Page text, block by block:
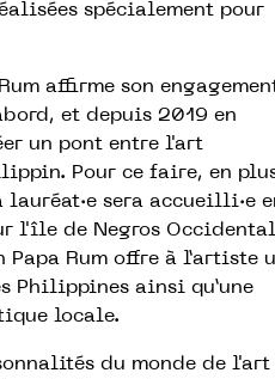
spécialement pour
affirme son
et depuis 2019 en
un pont entre l'art
Pour ce faire, en
sera accueilli·e
l'île de Negros
Rum offre à l’artiste
Philippines ainsi qu’une
locale.
du monde de l'art